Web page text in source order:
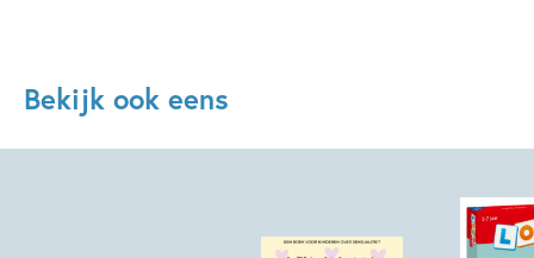
Bekijk ook eens